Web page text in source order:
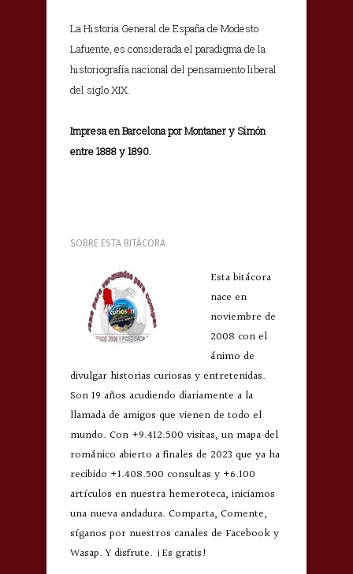
La Historia General de España de Modesto
Lafuente, es considerada el paradigma de la
historiografía nacional del pensamiento liberal
del siglo XIX.
Impresa en Barcelona por Montaner y Simón
entre 1888 y 1890.
SOBRE ESTA BITÁCORA
Esta bitácora
nace en
noviembre de
2008 con el
ánimo de
divulgar historias curiosas y entretenidas.
Son 19 años acudiendo diariamente a la
llamada de amigos que vienen de todo el
mundo. Con +9.412.500 visitas, un mapa del
románico abierto a finales de 2023 que ya ha
recibido +1.408.500 consultas y +6.100
artículos en nuestra hemeroteca, iniciamos
una nueva andadura. Comparta, Comente,
síganos por nuestros canales de Facebook y
Wasap. Y disfrute. ¡Es gratis!